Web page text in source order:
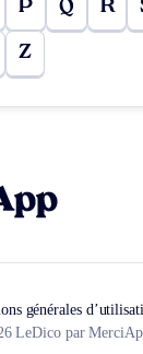
P Q R
Z
générales
LeDico par